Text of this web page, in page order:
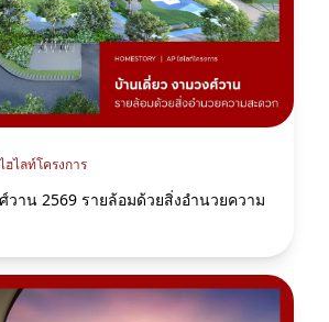
ฮไลท์โครงการ
วาน 2569 รายล้อมด้วยสิ่งอำนวยความ